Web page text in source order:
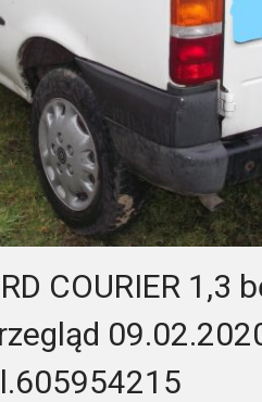
COURIER 1,3